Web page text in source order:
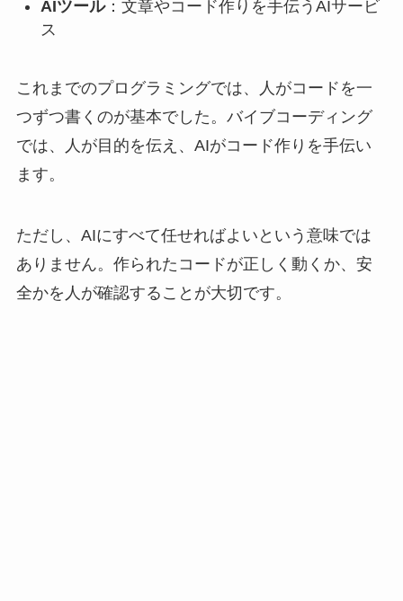
AIツール：文章やコード作りを手伝うAIサービ
ス
これまでのプログラミングでは、人がコードを一
つずつ書くのが基本でした。バイブコーディング
では、人が目的を伝え、AIがコード作りを手伝い
ます。
ただし、AIにすべて任せればよいという意味では
ありません。作られたコードが正しく動くか、安
全かを人が確認することが大切です。